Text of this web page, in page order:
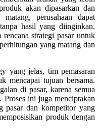
akan dipasarkan dan
perusahaan dapat
hasil yang diinginkan.
strategi pasar untuk
yang matang dan
yang jelas, tim pemasaran
mencapai tujuan bersama.
di pasar, karena semua
Proses ini juga menciptakan
pasar dan kompetitor yang
produk dengan